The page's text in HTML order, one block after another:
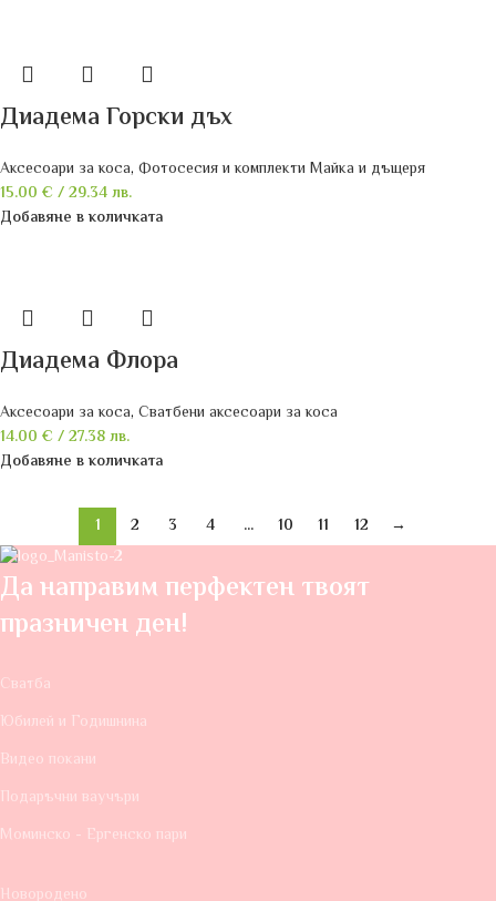
Диадема Горски дъх
Аксесоари за коса, Фотосесия и комплекти Майка и дъщеря
15.00 €/ 29.34 лв.
Добавяне в количката
Диадема Флора
Аксесоари за коса, Сватбени аксесоари за коса
14.00 €/ 27.38 лв.
Добавяне в количката
1 2 3 4 … 10 11 12 →
Да направим перфектен твоят
празничен ден!
Сватба
Юбилей и Годишнина
Видео покани
Подаръчни ваучъри
Моминско - Ергенско пари
Новородено